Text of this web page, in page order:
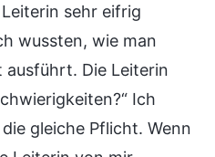
sehr eifrig
wussten, wie man
ausführt. Die Leiterin
Ich
gleiche Pflicht. Wenn